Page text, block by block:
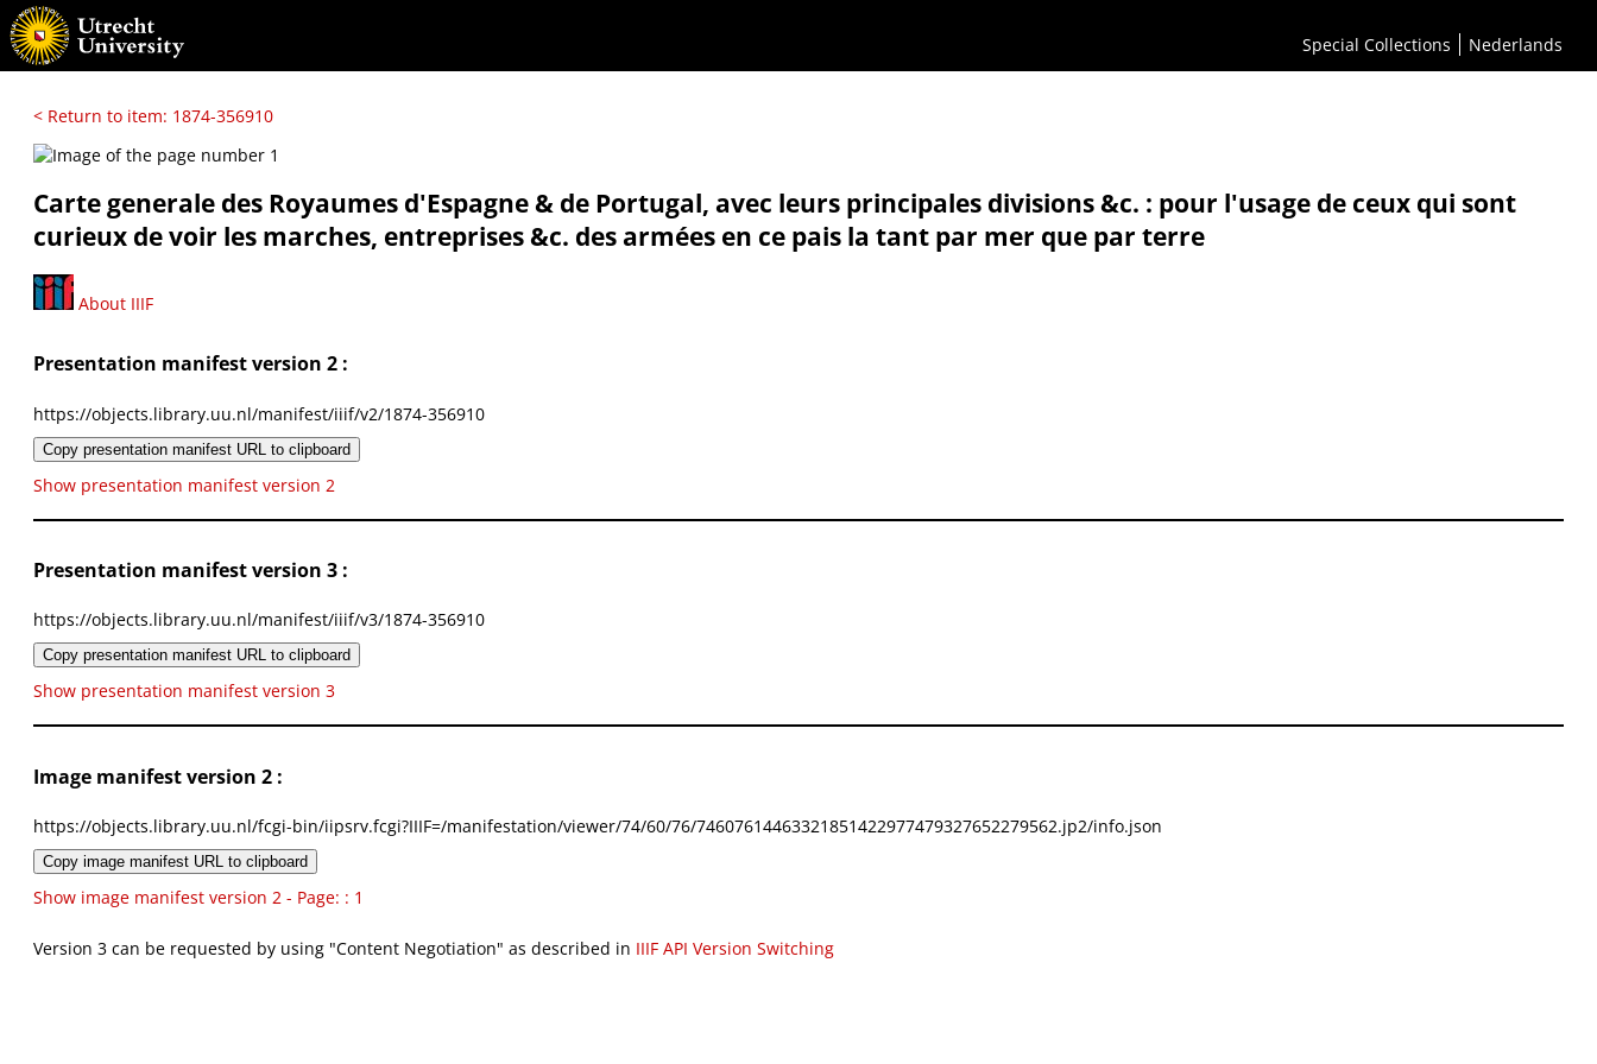
Special Collections Nederlands
< Return to item: 1874-356910
Carte generale des Royaumes d'Espagne & de Portugal, avec leurs principales divisions &c. : pour l'usage de ceux qui sont
curieux de voir les marches, entreprises &c. des armées en ce pais la tant par mer que par terre
About IIIF
Presentation manifest version 2 :
https://objects.library.uu.nl/manifest/iiif/v2/1874-356910
Copy presentation manifest URL to clipboard
Show presentation manifest version 2
Presentation manifest version 3 :
https://objects.library.uu.nl/manifest/iiif/v3/1874-356910
Copy presentation manifest URL to clipboard
Show presentation manifest version 3
Image manifest version 2 :
https://objects.library.uu.nl/fcgi-bin/iipsrv.fcgi?IIIF=/manifestation/viewer/74/60/76/74607614463321851422977479327652279562.jp2/info.json
Copy image manifest URL to clipboard
Show image manifest version 2 - Page: : 1
Version 3 can be requested by using "Content Negotiation" as described in IIIF API Version Switching